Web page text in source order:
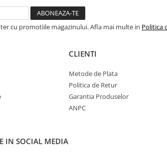
cu promotiile magazinului. Afla mai multe in Politica
CLIENTI
Metode de Plata
Politica de Retur
Garantia Produselor
ANPC
IN SOCIAL MEDIA